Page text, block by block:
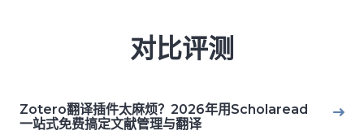
对比评测
Zotero翻译插件太麻烦？2026年用Scholaread
一站式免费搞定文献管理与翻译